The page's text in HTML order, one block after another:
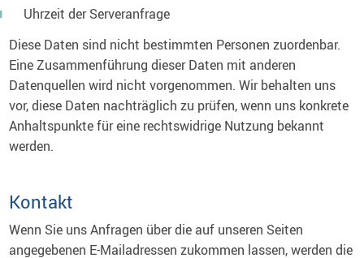
Uhrzeit der Serveranfrage
Diese Daten sind nicht bestimmten Personen zuordenbar.
Eine Zusammenführung dieser Daten mit anderen
Datenquellen wird nicht vorgenommen. Wir behalten uns
vor, diese Daten nachträglich zu prüfen, wenn uns konkrete
Anhaltspunkte für eine rechtswidrige Nutzung bekannt
werden.
Kontakt
Wenn Sie uns Anfragen über die auf unseren Seiten
angegebenen E-Mailadressen zukommen lassen, werden die